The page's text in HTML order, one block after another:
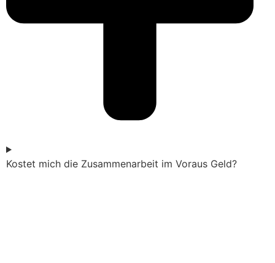
Kostet mich die Zusammenarbeit im Voraus Geld?